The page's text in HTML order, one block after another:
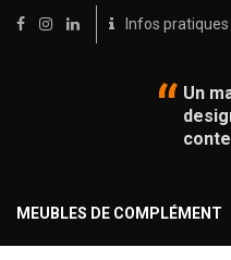
Infos pratiques
Un
MEUBLES DE COMPLÉMENT